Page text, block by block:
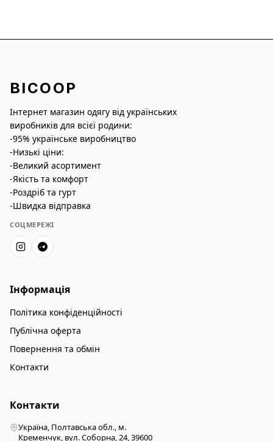
BICOOP
Інтернет магазин одягу від українських
виробників для всієї родини:
-95% українське виробництво
-Низькі ціни:
-Великий асортимент
-Якість та комфорт
-Роздріб та гурт
-Швидка відправка
СОЦМЕРЕЖІ
Інформація
Політика конфіденційності
Публічна оферта
Повернення та обмін
Контакти
Контакти
Україна, Полтавська обл., м.
Кременчук, вул. Соборна, 24, 39600